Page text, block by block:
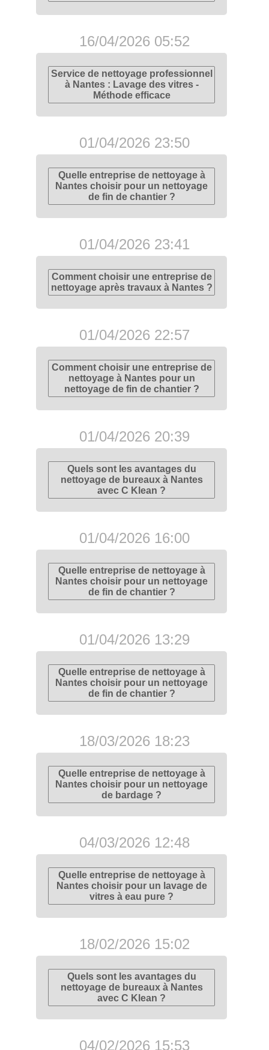
16/04/2026 05:52
Service de nettoyage professionnel
à Nantes : Lavage des vitres -
Méthode efficace
01/04/2026 23:50
Quelle entreprise de nettoyage à
Nantes choisir pour un nettoyage
de fin de chantier ?
01/04/2026 23:41
Comment choisir une entreprise de
nettoyage après travaux à Nantes ?
01/04/2026 22:57
Comment choisir une entreprise de
nettoyage à Nantes pour un
nettoyage de fin de chantier ?
01/04/2026 20:39
Quels sont les avantages du
nettoyage de bureaux à Nantes
avec C Klean ?
01/04/2026 16:00
Quelle entreprise de nettoyage à
Nantes choisir pour un nettoyage
de fin de chantier ?
01/04/2026 13:29
Quelle entreprise de nettoyage à
Nantes choisir pour un nettoyage
de fin de chantier ?
18/03/2026 18:23
Quelle entreprise de nettoyage à
Nantes choisir pour un nettoyage
de bardage ?
04/03/2026 12:48
Quelle entreprise de nettoyage à
Nantes choisir pour un lavage de
vitres à eau pure ?
18/02/2026 15:02
Quels sont les avantages du
nettoyage de bureaux à Nantes
avec C Klean ?
04/02/2026 15:53